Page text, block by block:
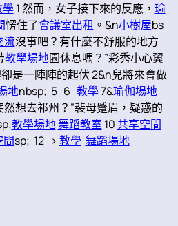
學1 然而，女子接下來的反應， 瑜
愣住了會議室出租 。&n小樹屋bs
流沒事吧？有什麼不舒服的地方
教學場地園休息嗎？”彩秀小心翼
是一陣陣的起伏 2&n兒將來會做
地nbsp; 5 6 教學7&瑜伽場地
然想去祁州？”裴母蹙眉，疑惑的
教學場地舞蹈教室 10共享空間
間sp; 12 > 教學 舞蹈場地